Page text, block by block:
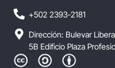
+502 2393-2181
Dirección: Bulevar
5B Edificio Plaza